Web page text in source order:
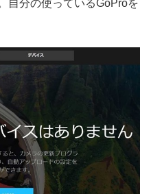
自分の使っているGoProを